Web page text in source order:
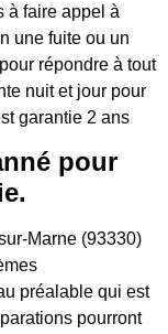
à faire appel à
une fuite ou un
répondre à tout
nuit et jour pour
garantie 2 ans
pour
Marne (93330)
préalable qui est
pourront